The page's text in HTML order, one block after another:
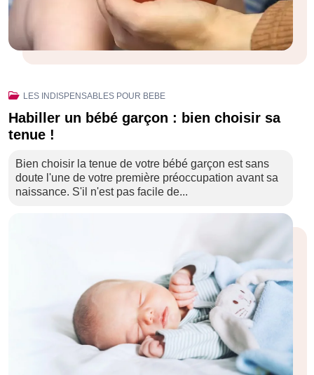
LES INDISPENSABLES POUR BEBE
Habiller un bébé garçon : bien choisir sa
tenue !
Bien choisir la tenue de votre bébé garçon est sans
doute l'une de votre première préoccupation avant sa
naissance. S'il n'est pas facile de...